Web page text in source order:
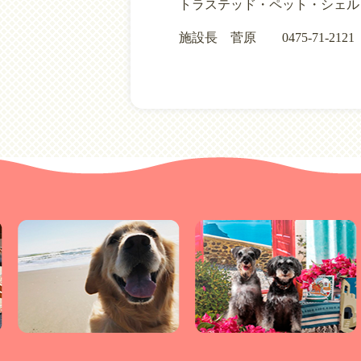
トラステッド・ペット・シェ
施設長 菅原 0475-71-2121